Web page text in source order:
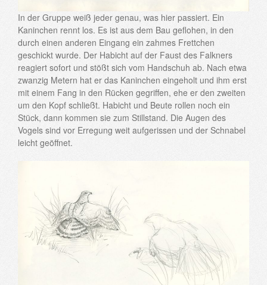
In der Gruppe weiß jeder genau, was hier passiert. Ein
Kaninchen rennt los. Es ist aus dem Bau geflohen, in den
durch einen anderen Eingang ein zahmes Frettchen
geschickt wurde. Der Habicht auf der Faust des Falkners
reagiert sofort und stößt sich vom Handschuh ab. Nach etwa
zwanzig Metern hat er das Kaninchen eingeholt und ihm erst
mit einem Fang in den Rücken gegriffen, ehe er den zweiten
um den Kopf schließt. Habicht und Beute rollen noch ein
Stück, dann kommen sie zum Stillstand. Die Augen des
Vogels sind vor Erregung weit aufgerissen und der Schnabel
leicht geöffnet.